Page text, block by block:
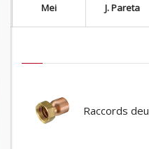
Mei J. Pareta
Raccords